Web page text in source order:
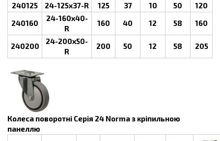
240125 24-125х37-R 125 37 10 50
120
240160
24-160х40-
R
160 40 12 58 160
240200
24-200х50-
R
200 50 12 58 205
Колеса поворотні Серія 24 Norma з кріпильною
панеллю